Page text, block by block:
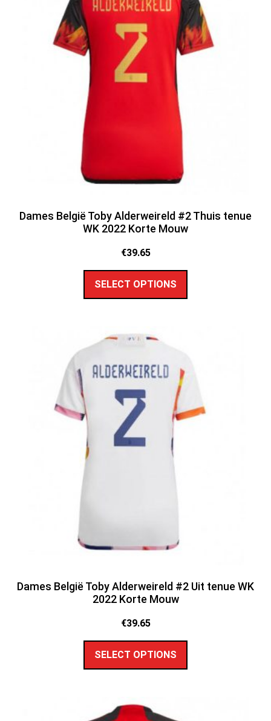
Dames België Toby Alderweireld #2 Thuis tenue
WK 2022 Korte Mouw
€39.65
SELECT OPTIONS
Dames België Toby Alderweireld #2 Uit tenue WK
2022 Korte Mouw
€39.65
SELECT OPTIONS